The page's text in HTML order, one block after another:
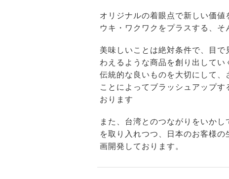
オリジナルの着眼点で新しい価
ウキ・ワクワクをプラスする、そ
美味しいことは絶対条件で、目
わえるような商品を創り出して
伝統的な良いものを大切にして
ことによってブラッシュアップ
おります
また、台湾とのつながりをいか
を取り入れつつ、日本のお客様
画開発しております。